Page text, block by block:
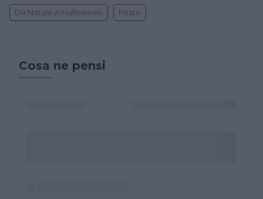
Da Natale A Halloween Feste
Cosa ne pensi